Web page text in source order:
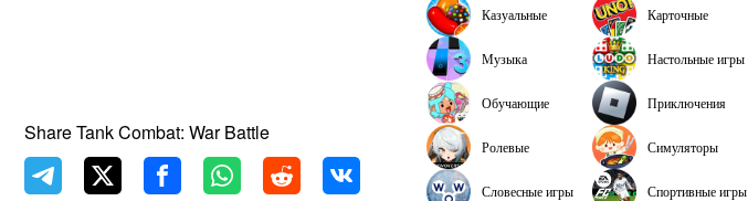
Share Tank Combat: War Battle
Казуальные Карточные
Музыка Настольные игры
Обучающие Приключения
Ролевые Симуляторы
Словесные игры Спортивные игры